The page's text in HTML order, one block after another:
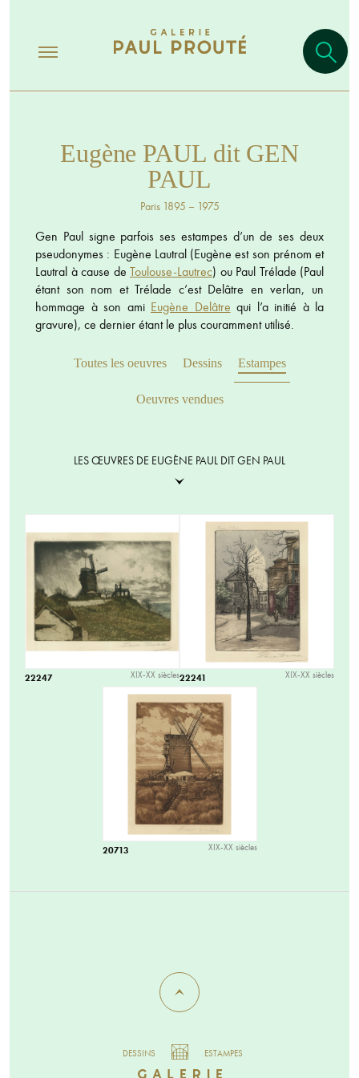
Eugène PAUL dit GEN
PAUL
Paris 1895 – 1975
Gen Paul signe parfois ses estampes d’un de ses deux
pseudonymes : Eugène Lautral (Eugène est son prénom et
Lautral à cause de Toulouse-Lautrec) ou Paul Trélade (Paul
étant son nom et Trélade c’est Delâtre en verlan, un
hommage à son ami Eugène Delâtre qui l’a initié à la
gravure), ce dernier étant le plus couramment utilisé.
Toutes les oeuvres Dessins Estampes
Oeuvres vendues
LES ŒUVRES DE EUGÈNE PAUL DIT GEN PAUL
22247 XIX-XX siècles22241 XIX-XX siècles
20713 XIX-XX siècles
DESSINS ESTAMPES